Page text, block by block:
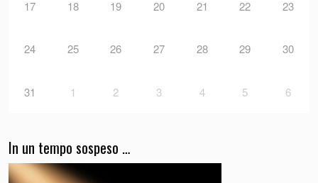
17 18 19 20 21 22 23
24 25 26 27 28 29 30
31 1 2 3 4 5 6
In un tempo sospeso …